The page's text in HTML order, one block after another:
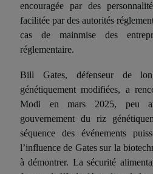
encouragée par des
facilitée par des autorités
cas de mainmise des
réglementaire.
Bill Gates, défenseur de
génétiquement modifiées, a
Modi en mars 2025, peu
gouvernement du riz
séquence des événements
l’influence de Gates sur la
à démontrer. La sécurité